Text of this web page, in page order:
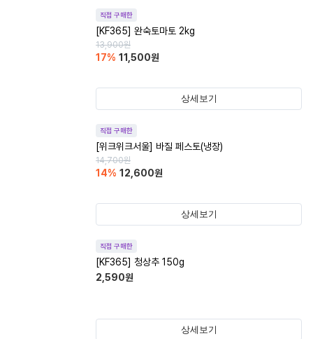
직접 구매한
[KF365] 완숙토마토 2kg
13,900원
17% 11,500원
상세보기
직접 구매한
[위크위크서울] 바질 페스토(냉장)
14,700원
14% 12,600원
상세보기
직접 구매한
[KF365] 청상추 150g
2,590원
상세보기